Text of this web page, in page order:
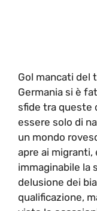
Gol mancati del
Germania si è
sfide tra queste
essere solo di
un mondo
apre ai migranti,
immaginabile la
delusione dei
qualificazione,